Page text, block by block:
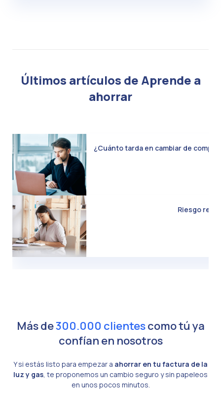
Últimos artículos de Aprende a
ahorrar
¿Cuánto tarda en cambiar de
Riesgo real
Más de300.000 clientescomo tú ya
confían en nosotros
Y si estás listo para empezar a ahorrar en tu factura de la
luz y gas, te proponemos un cambio seguro y sin papeleos
en unos pocos minutos.